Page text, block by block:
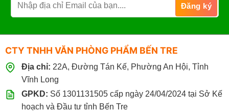
CTY TNHH VĂN PHÒNG PHẨM BẾN TRE
Địa chỉ: 22A, Đường Tán Kế, Phường An Hội, Tỉnh
Vĩnh Long
GPKD: Số 1301131505 cấp ngày 24/04/2024 tại Sở Kế
hoạch và Đầu tư tỉnh Bến Tre